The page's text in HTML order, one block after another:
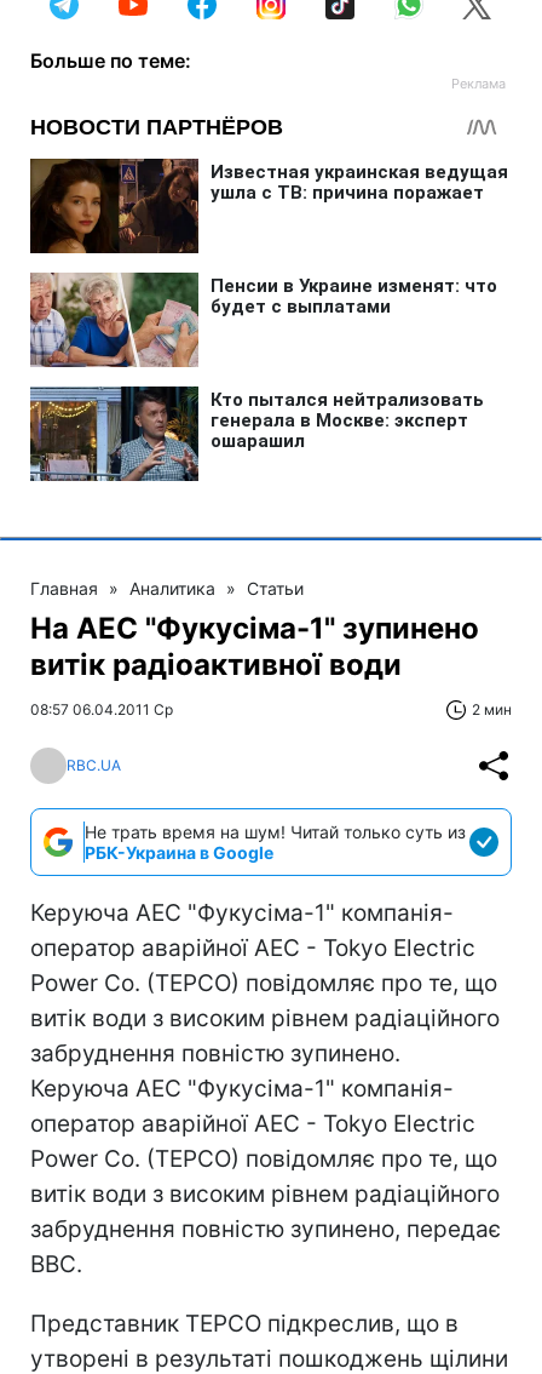
Больше по теме:
Главная » Аналитика » Статьи
На АЕС "Фукусіма-1" зупинено
витік радіоактивної води
08:57 06.04.2011 Ср 2 мин
RBC.UA
Не трать время на шум! Читай только суть из
РБК-Украина в Google
Керуюча АЕС "Фукусіма-1" компанія-
оператор аварійної АЕС - Tokyo Electric
Power Co. (TEPCO) повідомляє про те, що
витік води з високим рівнем радіаційного
забруднення повністю зупинено.
Керуюча АЕС "Фукусіма-1" компанія-
оператор аварійної АЕС - Tokyo Electric
Power Co. (TEPCO) повідомляє про те, що
витік води з високим рівнем радіаційного
забруднення повністю зупинено, передає
ВВС.
Представник TEPCO підкреслив, що в
утворені в результаті пошкоджень щілини